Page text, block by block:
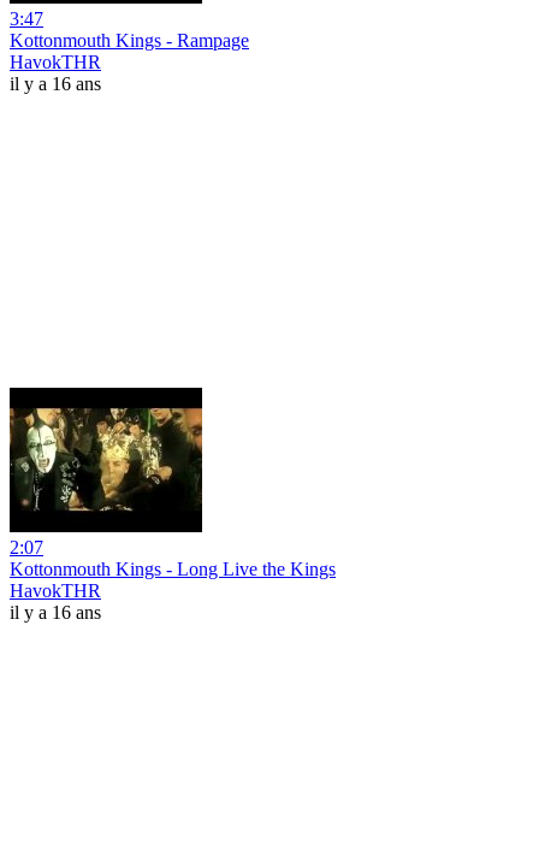
3:47
Kottonmouth Kings - Rampage
HavokTHR
il y a 16 ans
2:07
Kottonmouth Kings - Long Live the Kings
HavokTHR
il y a 16 ans